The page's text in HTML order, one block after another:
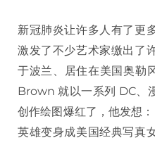
新冠肺炎让许多人有了更
激发了不少艺术家缴出了
于波兰、居住在美国奥勒
Brown 就以一系列 DC、
创作绘图爆红了，他发想
英雄变身成美国经典写真